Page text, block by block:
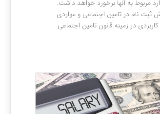
یا مدیر شرکتی در طول دوران فعالیت خود بارها و بارها با مسائل و موارد مربوط به آن‎ها برخورد خواهد داشت.
نام در تامین اجتماعی و مواردی
در زمینه قانون تامین اجتماعی